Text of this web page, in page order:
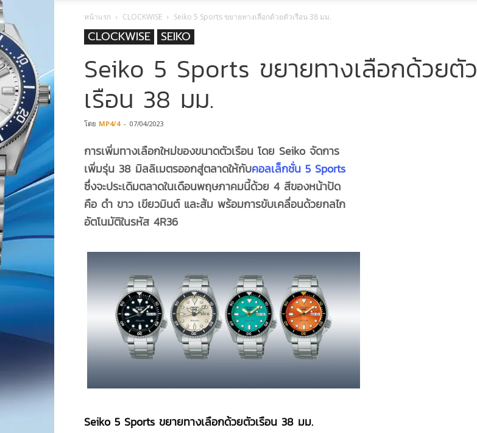
หน้าแรก CLOCKWISE Seiko 5 Sports ขยายทางเลือกด้วยตัวเรือน 38 มม.
CLOCKWISE SEIKO
Seiko 5 Sports ขยายทางเลือกด้วยตัว
เรือน 38 มม.
โดย MP4/4 - 07/04/2023
การเพิ่มทางเลือกใหม่ของขนาดตัวเรือน โดย Seiko จัดการ
เพิ่มรุ่น 38 มิลลิเมตรออกสู่ตลาดให้กับคอลเล็กชั่น 5 Sports
ซึ่งจะประเดิมตลาดในเดือนพฤษภาคมนี้ด้วย 4 สีของหน้าปัด
คือ ดำ ขาว เขียวมินต์ และส้ม พร้อมการขับเคลื่อนด้วยกลไก
อัตโนมัติในรหัส 4R36
Seiko 5 Sports ขยายทางเลือกด้วยตัวเรือน 38 มม.